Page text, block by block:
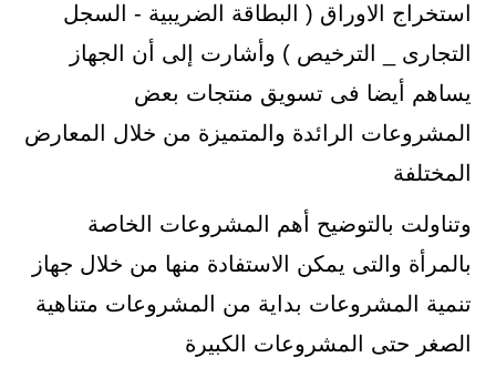
استخراج الاوراق ( البطاقة الضريبية - السجل
التجارى _ الترخيص ) وأشارت إلى أن الجهاز
يساهم أيضا فى تسويق منتجات بعض
المشروعات الرائدة والمتميزة من خلال المعارض
المختلفة
وتناولت بالتوضيح أهم المشروعات الخاصة
بالمرأة والتى يمكن الاستفادة منها من خلال جهاز
تنمية المشروعات بداية من المشروعات متناهية
الصغر حتى المشروعات الكبيرة